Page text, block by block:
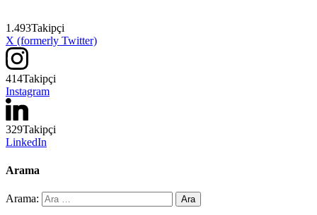
1.493Takipçi
X (formerly Twitter)
414Takipçi
Instagram
329Takipçi
LinkedIn
Arama
Arama: